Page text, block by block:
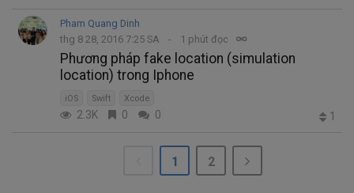
Pham Quang Dinh
thg 8 28, 2016 7:25 SA
1 phút đọc
Phương pháp fake location (simulation
location) trong Iphone
iOS Swift Xcode
2.3K 0 0 1
1 2